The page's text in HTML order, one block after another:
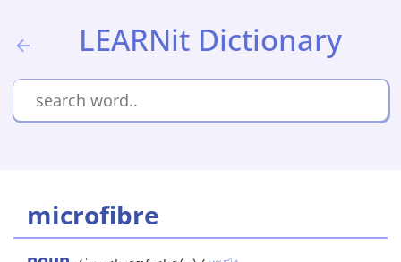
LEARNit Dictionary
microfibre